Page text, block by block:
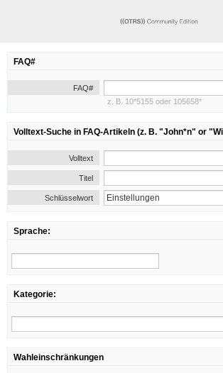
FAQ#
FAQ#
z. B. 10*5155 oder 105658*
Volltext-Suche in FAQ-Artikeln (z. B. "John*n" or
Volltext
Titel
Schlüsselwort
Sprache:
Kategorie:
Wahleinschränkungen